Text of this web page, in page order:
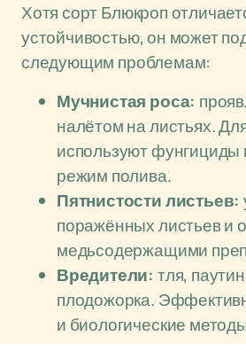
Хотя сорт Блюкроп
устойчивостью, он может
следующим проблемам:
Мучнистая роса:
налётом на листьях.
используют
режим полива.
Пятнистости листьев:
поражённых листьев и
медьсодержащими
Вредители: тля,
плодожорка.
и биологические